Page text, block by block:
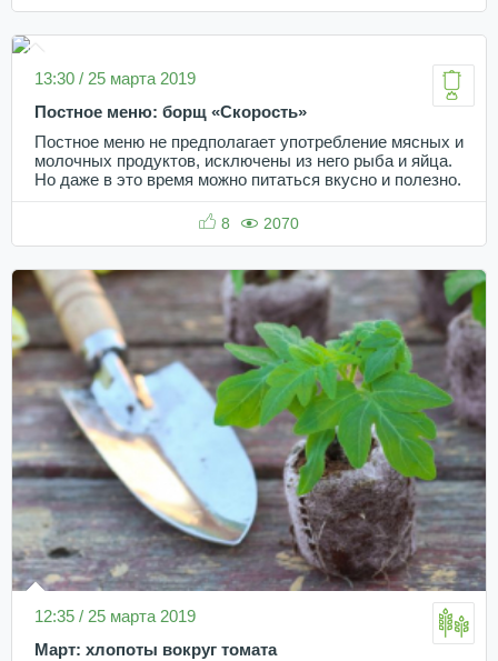
13:30 / 25 марта 2019
Постное меню: борщ «Скорость»
Постное меню не предполагает употребление мясных и
молочных продуктов, исключены из него рыба и яйца.
Но даже в это время можно питаться вкусно и полезно.
8 2070
12:35 / 25 марта 2019
Март: хлопоты вокруг томата